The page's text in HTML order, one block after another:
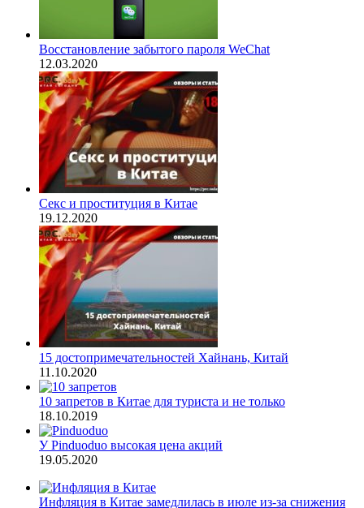
Восстановление забытого пароля WeChat
12.03.2020
Секс и проституция в Китае
19.12.2020
15 достопримечательностей Хайнань, Китай
11.10.2020
10 запретов в Китае для туриста и не только
18.10.2019
У Pinduoduo высокая цена акций
19.05.2020
Инфляция в Китае замедлилась в июле из-за снижения